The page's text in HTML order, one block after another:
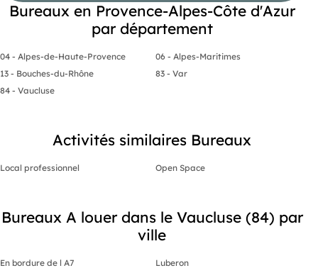
Bureaux en Provence-Alpes-Côte d'Azur
par département
04 - Alpes-de-Haute-Provence
06 - Alpes-Maritimes
13 - Bouches-du-Rhône
83 - Var
84 - Vaucluse
Activités similaires Bureaux
Local professionnel Open Space
Bureaux A louer dans le Vaucluse (84) par
ville
En bordure de l A7
Luberon